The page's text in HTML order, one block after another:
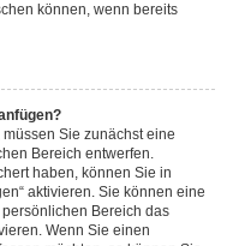
können, wenn bereits
Sie zunächst eine
Bereich entwerfen.
haben, können Sie in
aktivieren. Sie können eine
Bereich das
Wenn Sie einen